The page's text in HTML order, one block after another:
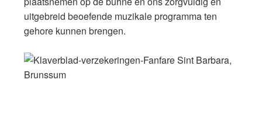
uitgebreid beoefende muzikale programma ten
gehore kunnen brengen.